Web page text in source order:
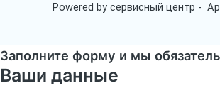
Powered by сервисный центр -
Заполните форму и мы
Ваши данные